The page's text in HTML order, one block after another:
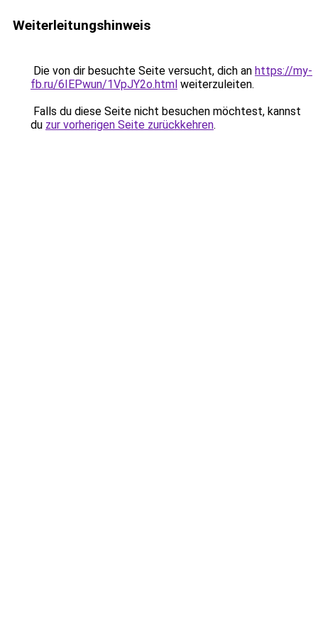
Weiterleitungshinweis
Die von dir besuchte Seite versucht, dich an https://my-
fb.ru/6IEPwun/1VpJY2o.html weiterzuleiten.
Falls du diese Seite nicht besuchen möchtest, kannst
du zur vorherigen Seite zurückkehren.